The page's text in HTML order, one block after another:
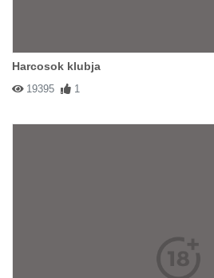
Harcosok klubja
19395 1